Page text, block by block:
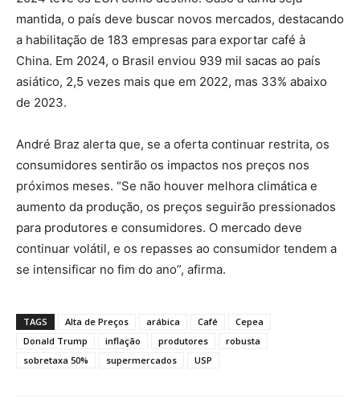
mantida, o país deve buscar novos mercados, destacando
a habilitação de 183 empresas para exportar café à
China. Em 2024, o Brasil enviou 939 mil sacas ao país
asiático, 2,5 vezes mais que em 2022, mas 33% abaixo
de 2023.
André Braz alerta que, se a oferta continuar restrita, os
consumidores sentirão os impactos nos preços nos
próximos meses. “Se não houver melhora climática e
aumento da produção, os preços seguirão pressionados
para produtores e consumidores. O mercado deve
continuar volátil, e os repasses ao consumidor tendem a
se intensificar no fim do ano”, afirma.
TAGS Alta de Preços arábica Café
Cepea
Donald Trump
inflação produtores
robusta
sobretaxa 50%
supermercados USP